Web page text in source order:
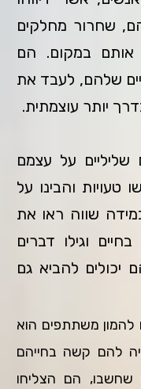
שחרור מחלקים
אותם במקום. הם
שלהם, לעבד את
יותר עוצמתית.
שליליים על עצמם
טעויות והבינו על
שווה ראו את
וגילו דברים
יכולים להביא גם
משתתפים הוא
להם קשה בחייהם
הם הצליחו